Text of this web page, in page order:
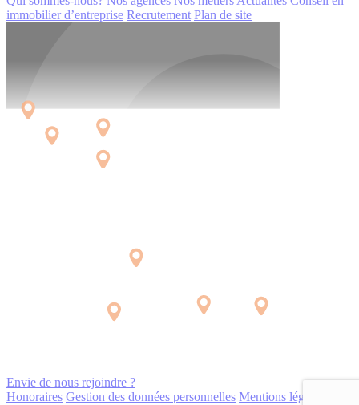
immobilier d’entreprise Recrutement Plan de site
Envie de nous rejoindre ?
Honoraires Gestion des données personnelles Mentions légales